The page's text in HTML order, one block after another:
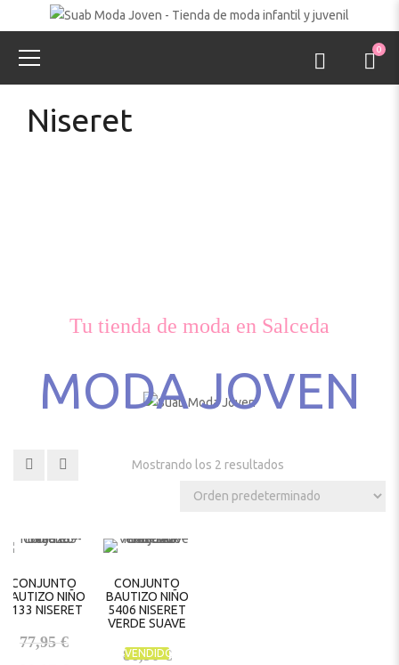
0
Niseret
Tu tienda de moda en Salceda
MODA JOVEN
Mostrando los 2 resultados
CONJUNTO
BAUTIZO NIÑO
5133 NISERET
77,95€El precio original era: 77,95 €.
VENDIDO
CONJUNTO
BAUTIZO NIÑO
5406 NISERET
VERDE SUAVE
86,90€El precio original era: 86,90 €.